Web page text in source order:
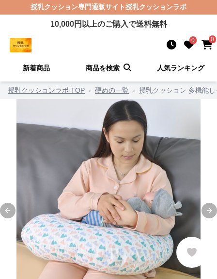
授乳クッション専門通販サイト授乳クッションラボ
10,000円以上のご購入で送料無料
0 0
新着商品 商品を検索 人気ランキング
授乳クッションラボ TOP › 硬めの一覧 › 授乳クッション 多機能
Previous slide